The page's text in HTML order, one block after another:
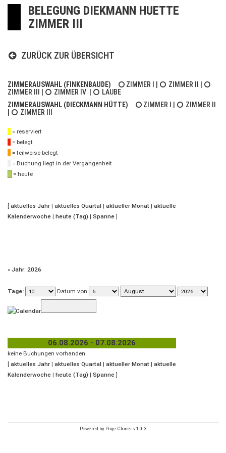
BELEGUNG DIEKMANN HUETTE
ZIMMER III
ZURÜCK ZUR ÜBERSICHT
ZIMMERAUSWAHL (FINKENBAUDE) ZIMMER I ZIMMER II
ZIMMER III
ZIMMER IV
LAUBE
ZIMMERAUSWAHL (DIECKMANN HÜTTE)
ZIMMER I
ZIMMER II
ZIMMER III
= reserviert
= belegt
= teilweise belegt
= Buchung liegt in der Vergangenheit
= heute
[ aktuelles Jahr | aktuelles Quartal | aktueller Monat | aktuelle
Kalenderwoche | heute (Tag) | Spanne ]
» Jahr: 2026
Tage: Datum von
06.08.2026 - 07.08.2026
keine Buchungen vorhanden
[ aktuelles Jahr | aktuelles Quartal | aktueller Monat | aktuelle
Kalenderwoche | heute (Tag) | Spanne ]
Powered by Page Cloner v1.0.3